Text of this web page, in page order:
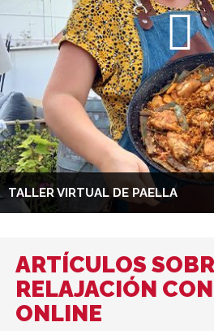
TALLER VIRTUAL DE PAELLA
ARTÍCULOS
RELAJACIÓN
ONLINE